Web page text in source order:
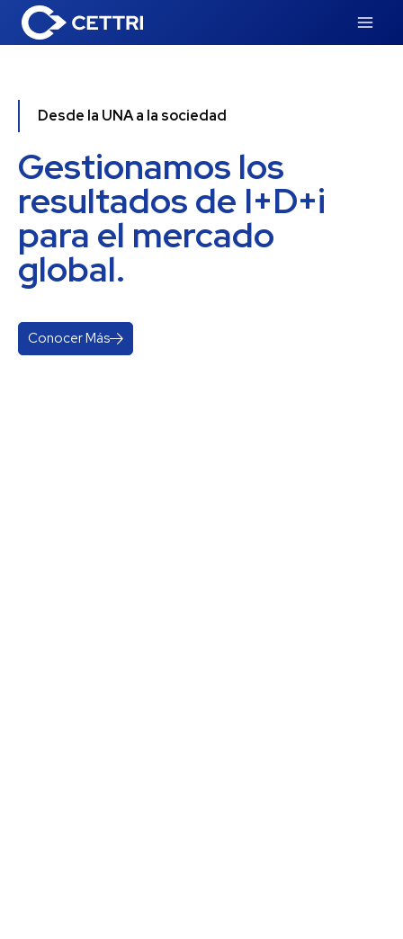
Desde la UNA a la sociedad
Gestionamos los
resultados de I+D+i
para el mercado
global.
Conocer Más